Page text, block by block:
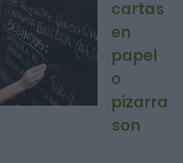
cartas
en
papel
o
pizarra
son